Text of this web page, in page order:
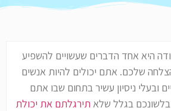
היא אחד הדברים שעשויים להשפיע
שלכם. אתם יכולים להיות אנשים
ובעלי ניסיון עשיר בתחום שבו אתם
בגלל שלא תירגלתם את יכולת